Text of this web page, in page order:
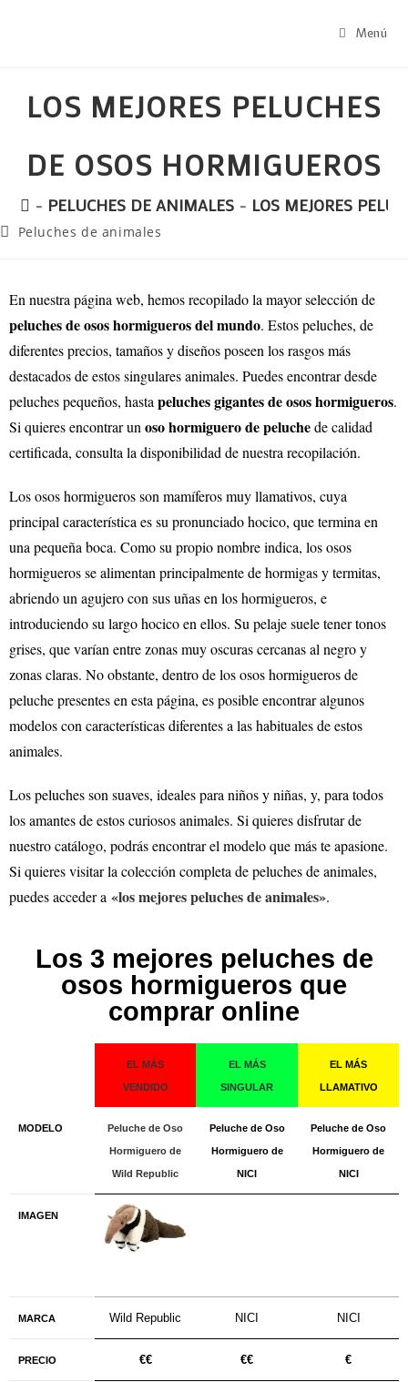
Menú
LOS MEJORES PELUCHES
DE OSOS HORMIGUEROS
- PELUCHES DE ANIMALES - LOS MEJORES
Peluches de animales
En nuestra página web, hemos recopilado la mayor selección de
peluches de osos hormigueros del mundo. Estos peluches, de
diferentes precios, tamaños y diseños poseen los rasgos más
destacados de estos singulares animales. Puedes encontrar desde
peluches pequeños, hasta peluches gigantes de osos hormigueros.
Si quieres encontrar un oso hormiguero de peluchede calidad
certificada, consulta la disponibilidad de nuestra recopilación.
Los osos hormigueros son mamíferos muy llamativos, cuya
principal característica es su pronunciado hocico, que termina en
una pequeña boca. Como su propio nombre indica, los osos
hormigueros se alimentan principalmente de hormigas y termitas,
abriendo un agujero con sus uñas en los hormigueros, e
introduciendo su largo hocico en ellos. Su pelaje suele tener tonos
grises, que varían entre zonas muy oscuras cercanas al negro y
zonas claras. No obstante, dentro de los osos hormigueros de
peluche presentes en esta página, es posible encontrar algunos
modelos con características diferentes a las habituales de estos
animales.
Los peluches son suaves, ideales para niños y niñas, y, para todos
los amantes de estos curiosos animales. Si quieres disfrutar de
nuestro catálogo, podrás encontrar el modelo que más te apasione.
Si quieres visitar la colección completa de peluches de animales,
puedes acceder a «los mejores peluches de animales».
Los 3 mejores peluches de
osos hormigueros que
comprar online
EL MÁS
VENDIDO
EL MÁS
SINGULAR
EL MÁS
LLAMATIVO
MODELO Peluche de Oso
Hormiguero de
Wild Republic
Peluche de Oso
Hormiguero de
NICI
Peluche de Oso
Hormiguero de
NICI
IMAGEN
MARCA Wild Republic NICI NICI
PRECIO €€ €€ €